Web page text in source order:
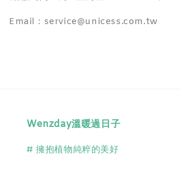
Email：service@unicess.com.tw
Wenzday溫暖過日子
# 擁抱植物純粹的美好